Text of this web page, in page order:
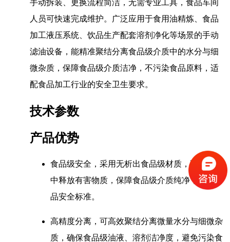
手动拆装、更换流程简洁，无需专业工具，食品车间
人员可快速完成维护。广泛应用于食用油精炼、食品
加工液压系统、饮品生产配套溶剂净化等场景的手动
滤油设备，能精准聚结分离食品级介质中的水分与细
微杂质，保障食品级介质洁净，不污染食品原料，适
配食品加工行业的安全卫生要求。
技术参数
产品优势
食品级安全，采用无析出食品级材质，不向介质
中释放有害物质，保障食品级介质纯净，符合食
品安全标准。
高精度分离，可高效聚结分离微量水分与细微杂
质，确保食品级油液、溶剂洁净度，避免污染食